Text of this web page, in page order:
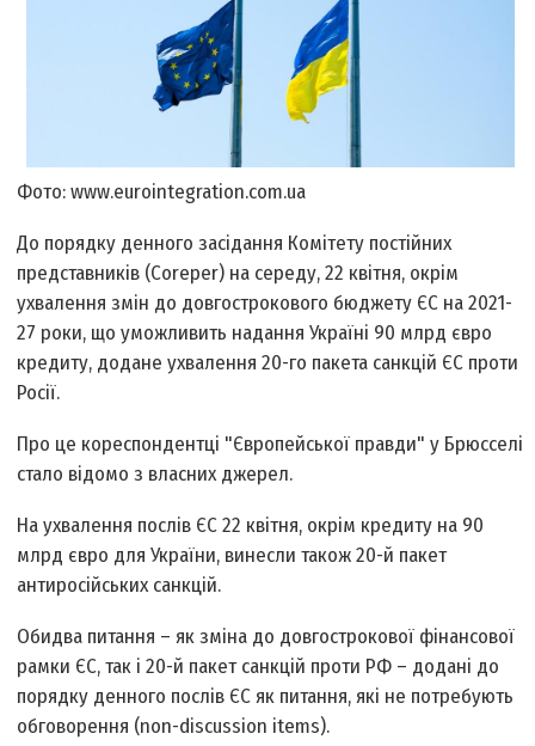
Фото: www.eurointegration.com.ua
До порядку денного засідання Комітету постійних
представників (Coreper) на середу, 22 квітня, окрім
ухвалення змін до довгострокового бюджету ЄС на 2021-
27 роки, що уможливить надання Україні 90 млрд євро
кредиту, додане ухвалення 20-го пакета санкцій ЄС проти
Росії.
Про це кореспондентці "Європейської правди" у Брюсселі
стало відомо з власних джерел.
На ухвалення послів ЄС 22 квітня, окрім кредиту на 90
млрд євро для України, винесли також 20-й пакет
антиросійських санкцій.
Обидва питання – як зміна до довгострокової фінансової
рамки ЄС, так і 20-й пакет санкцій проти РФ – додані до
порядку денного послів ЄС як питання, які не потребують
обговорення (non-discussion items).